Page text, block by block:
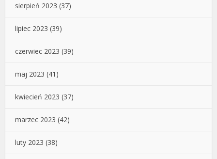
sierpień 2023 (37)
lipiec 2023 (39)
czerwiec 2023 (39)
maj 2023 (41)
kwiecień 2023 (37)
marzec 2023 (42)
luty 2023 (38)